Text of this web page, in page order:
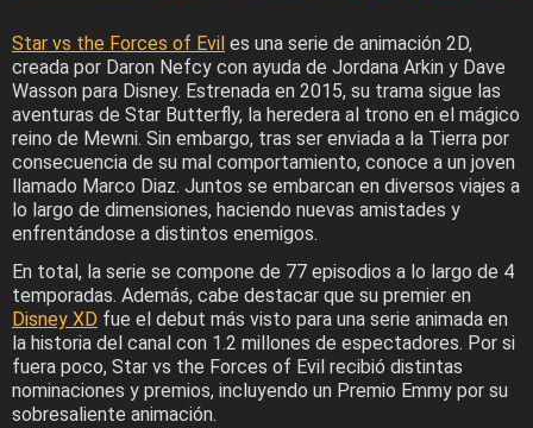
Star vs the Forces of Evil es una serie de animación 2D,
creada por Daron Nefcy con ayuda de Jordana Arkin y Dave
Wasson para Disney. Estrenada en 2015, su trama sigue las
aventuras de Star Butterfly, la heredera al trono en el mágico
reino de Mewni. Sin embargo, tras ser enviada a la Tierra por
consecuencia de su mal comportamiento, conoce a un joven
llamado Marco Diaz. Juntos se embarcan en diversos viajes a
lo largo de dimensiones, haciendo nuevas amistades y
enfrentándose a distintos enemigos.
En total, la serie se compone de 77 episodios a lo largo de 4
temporadas. Además, cabe destacar que su premier en
Disney XD fue el debut más visto para una serie animada en
la historia del canal con 1.2 millones de espectadores. Por si
fuera poco, Star vs the Forces of Evil recibió distintas
nominaciones y premios, incluyendo un Premio Emmy por su
sobresaliente animación.